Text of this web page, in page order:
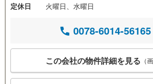
定休日
火曜日、水曜日
0078-6014-56165
この会社の物件詳細を見る （